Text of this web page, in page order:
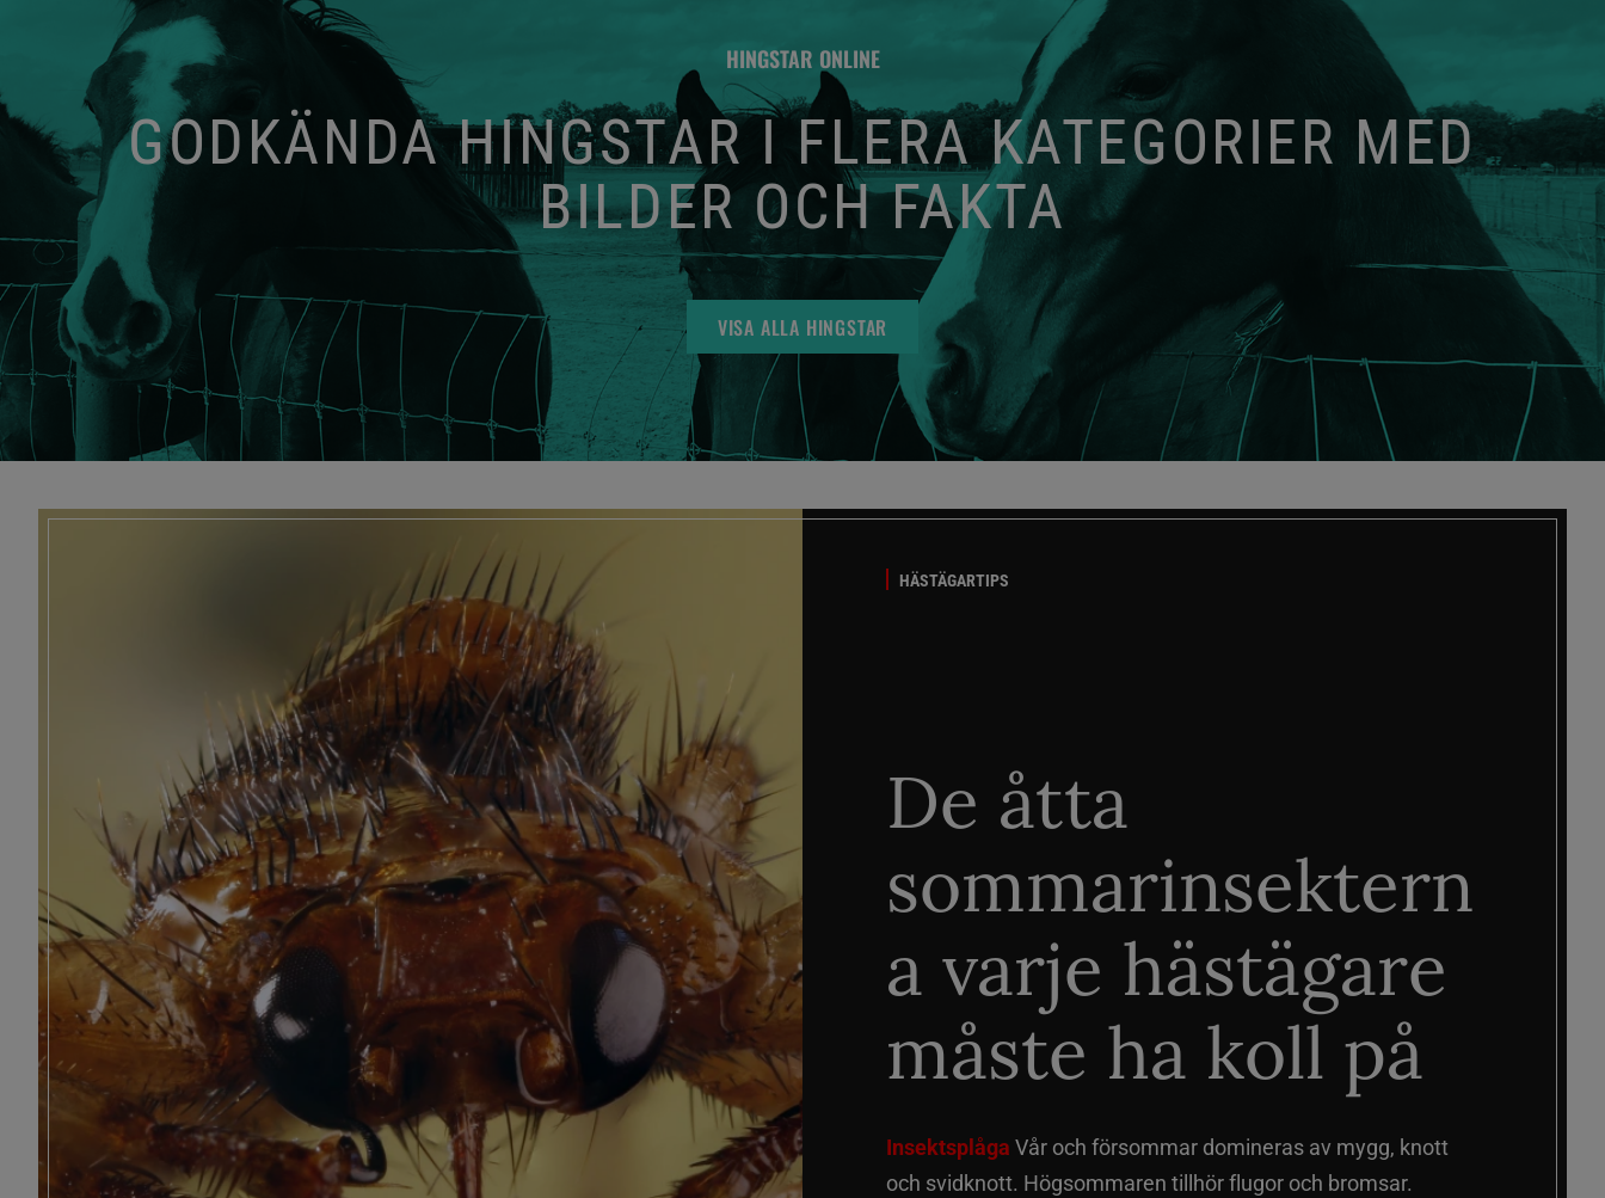
HINGSTAR ONLINE
GODKÄNDA HINGSTAR I FLERA KATEGORIER MED
BILDER OCH FAKTA
VISA ALLA HINGSTAR
HÄSTÄGARTIPS
De åtta
sommarinsektern
a varje hästägare
måste ha koll på
Insektsplåga Vår och försommar domineras av mygg, knott
och svidknott. Högsommaren tillhör flugor och bromsar.